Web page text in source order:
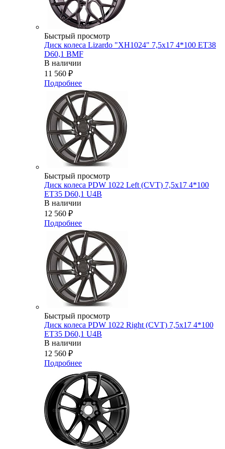
Быстрый просмотр
Диск колеса Lizardo "XH1024" 7,5х17 4*100 ET38
D60,1 BMF
В наличии
11 560 ₽
Подробнее
Быстрый просмотр
Диск колеса PDW 1022 Left (CVT) 7,5x17 4*100
ET35 D60,1 U4B
В наличии
12 560 ₽
Подробнее
Быстрый просмотр
Диск колеса PDW 1022 Right (CVT) 7,5x17 4*100
ET35 D60,1 U4B
В наличии
12 560 ₽
Подробнее